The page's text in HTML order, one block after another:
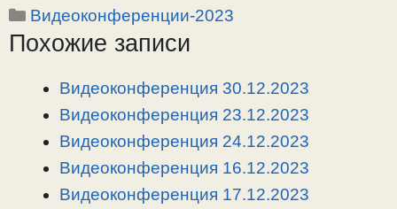
p
y
l
e
r
a
c
e
o
п
р
в
Рубрики
Видеоконференции-2023
Похожие записи
Видеоконференция 30.12.2023
Видеоконференция 23.12.2023
Видеоконференция 24.12.2023
Видеоконференция 16.12.2023
Видеоконференция 17.12.2023